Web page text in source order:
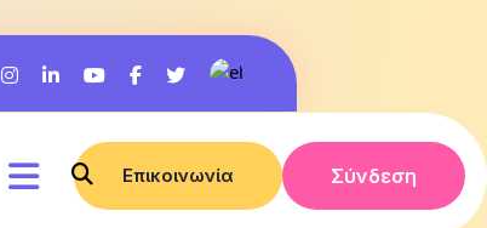
Επικοινωνία Σύνδεση